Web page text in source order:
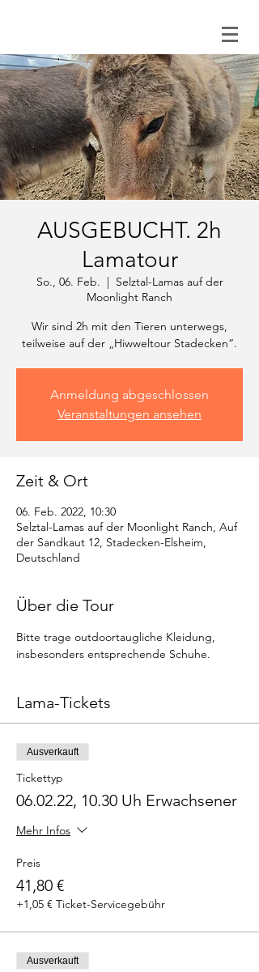
AUSGEBUCHT. 2h
Lamatour
So., 06. Feb.
  |
Selztal-Lamas auf der
Moonlight Ranch
Wir sind 2h mit den Tieren unterwegs,
teilweise auf der „Hiwweltour Stadecken“.
Anmeldung abgeschlossen
Veranstaltungen ansehen
Zeit & Ort
06. Feb. 2022, 10:30
Selztal-Lamas auf der Moonlight Ranch, Auf
der Sandkaut 12, Stadecken-Elsheim,
Deutschland
Über die Tour
Bitte trage outdoortaugliche Kleidung,
insbesonders entsprechende Schuhe.
Lama-Tickets
Ausverkauft
Tickettyp
06.02.22, 10.30 Uh Erwachsener
Mehr Infos
Preis
41,80 €
+1,05 € Ticket-Servicegebühr
Ausverkauft